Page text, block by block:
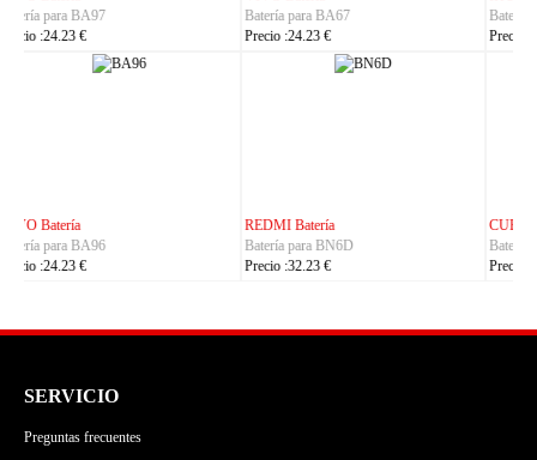
Batería para Titan-P13000
Precio :30.23 €
Batería para LT60
Precio :42.23 €
CUBOT Batería
Batería para C35
Precio :24.23 €
PHILIPS Batería
Batería para S7105
Precio :24.23 €
SERVICIO
Preguntas frecuentes